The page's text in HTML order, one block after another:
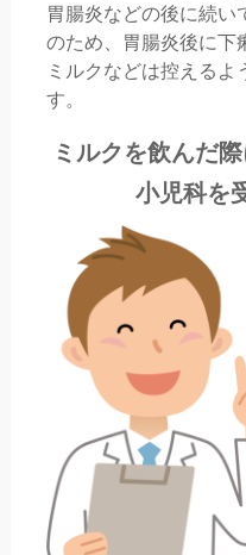
胃腸炎などの後に続い
のため、胃腸炎後に下
ミルクなどは控えるよ
す。
ミルクを飲んだ
小児科を